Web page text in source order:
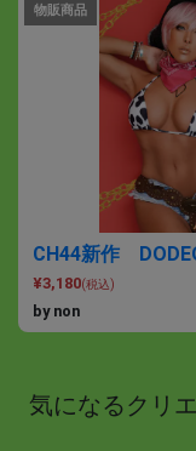
物販商品
CH44新作
¥3,180(税込)
by non
気になるクリ